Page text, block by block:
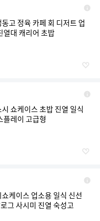
고 정육 카페 회 디저트 업
열대 캐리어 초밥
쇼케이스 초밥 진열 일식
플레이 고급형
케이스 업소용 일식 신선
그 사시미 진열 숙성고